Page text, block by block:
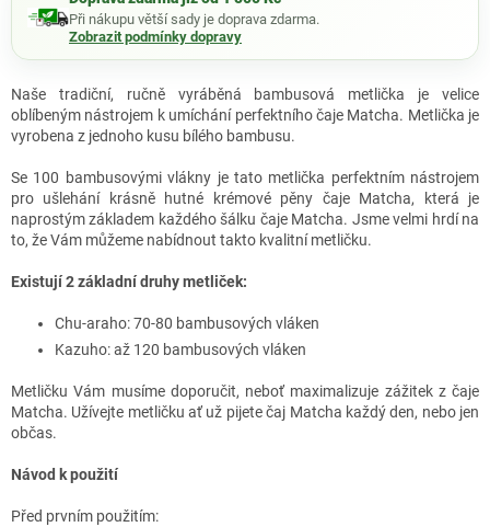
Při nákupu větší sady je doprava zdarma.
Zobrazit podmínky dopravy
Naše tradiční, ručně vyráběná bambusová metlička je velice
oblíbeným nástrojem k umíchání perfektního čaje Matcha. Metlička je
vyrobena z jednoho kusu bílého bambusu.
Se 100 bambusovými vlákny je tato metlička perfektním nástrojem
pro ušlehání krásně hutné krémové pěny čaje Matcha, která je
naprostým základem každého šálku čaje Matcha. Jsme velmi hrdí na
to, že Vám můžeme nabídnout takto kvalitní metličku.
Existují 2 základní druhy metliček:
Chu-araho: 70-80 bambusových vláken
Kazuho: až 120 bambusových vláken
Metličku Vám musíme doporučit, neboť maximalizuje zážitek z čaje
Matcha. Užívejte metličku ať už pijete čaj Matcha každý den, nebo jen
občas.
Návod k použití
Před prvním použitím: